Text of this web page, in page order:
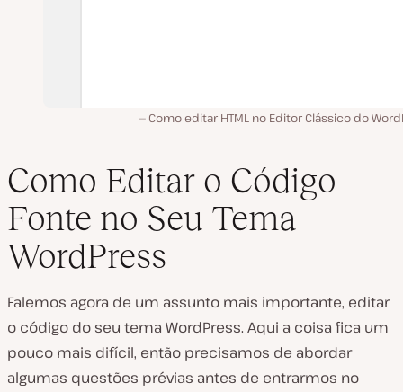
Como editar HTML no Editor Clássico do
Como Editar o Código
Fonte no Seu Tema
WordPress
Falemos agora de um assunto mais importante, editar
o código do seu tema WordPress. Aqui a coisa fica um
pouco mais difícil, então precisamos de abordar
algumas questões prévias antes de entrarmos no